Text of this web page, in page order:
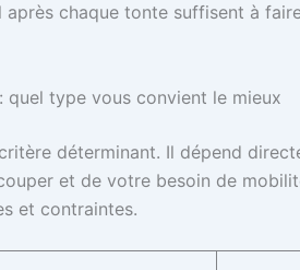
chaque tonte suffisent à
type vous convient le mieux
déterminant. Il dépend
et de votre besoin de
et contraintes.